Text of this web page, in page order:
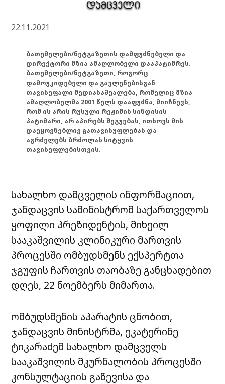
22.11.2021
ბათუმელები/ნეტგაზეთის დამფუძნებელი და
დირექტორი მზია ამაღლობელი დააპატიმრეს.
ბათუმელები/ნეტგაზეთი, როგორც
დამოუკიდებელი და გავლენებისგან
თავისუფალი მედიასაშუალება, რომელიც მზია
ამაღლობელმა 2001 წელს დააფუძნა, მიიჩნევს,
რომ ის არის რუსული რეჟიმის სინდისის
პატიმარი, არ აპირებს შეგუებას, ითხოვს მის
დაუყოვნებლივ გათავისუფლებას და
აგრძელებს ბრძოლას სიტყვის
თავისუფლებისთვის.
სახალხო დამცველის ინფორმაციით,
ჯანდაცვის სამინისტრომ საქართველოს
ყოფილი პრეზიდენტის, მიხეილ
სააკაშვილის კლინიკური მართვის
პროცესში ომბუდსმენს ექსპერტთა
ჯგუფის ჩართვის თაობაზე განცხადებით
დღეს, 22 ნოემბერს მიმართა.
ომბუდსმენის აპარატის ცნობით,
ჯანდაცვის მინისტრმა, ეკატერინე
ტიკარაძემ სახალხო დამცველს
სააკაშვილის მკურნალობის პროცესში
კონსულტაციის გაწევისა და